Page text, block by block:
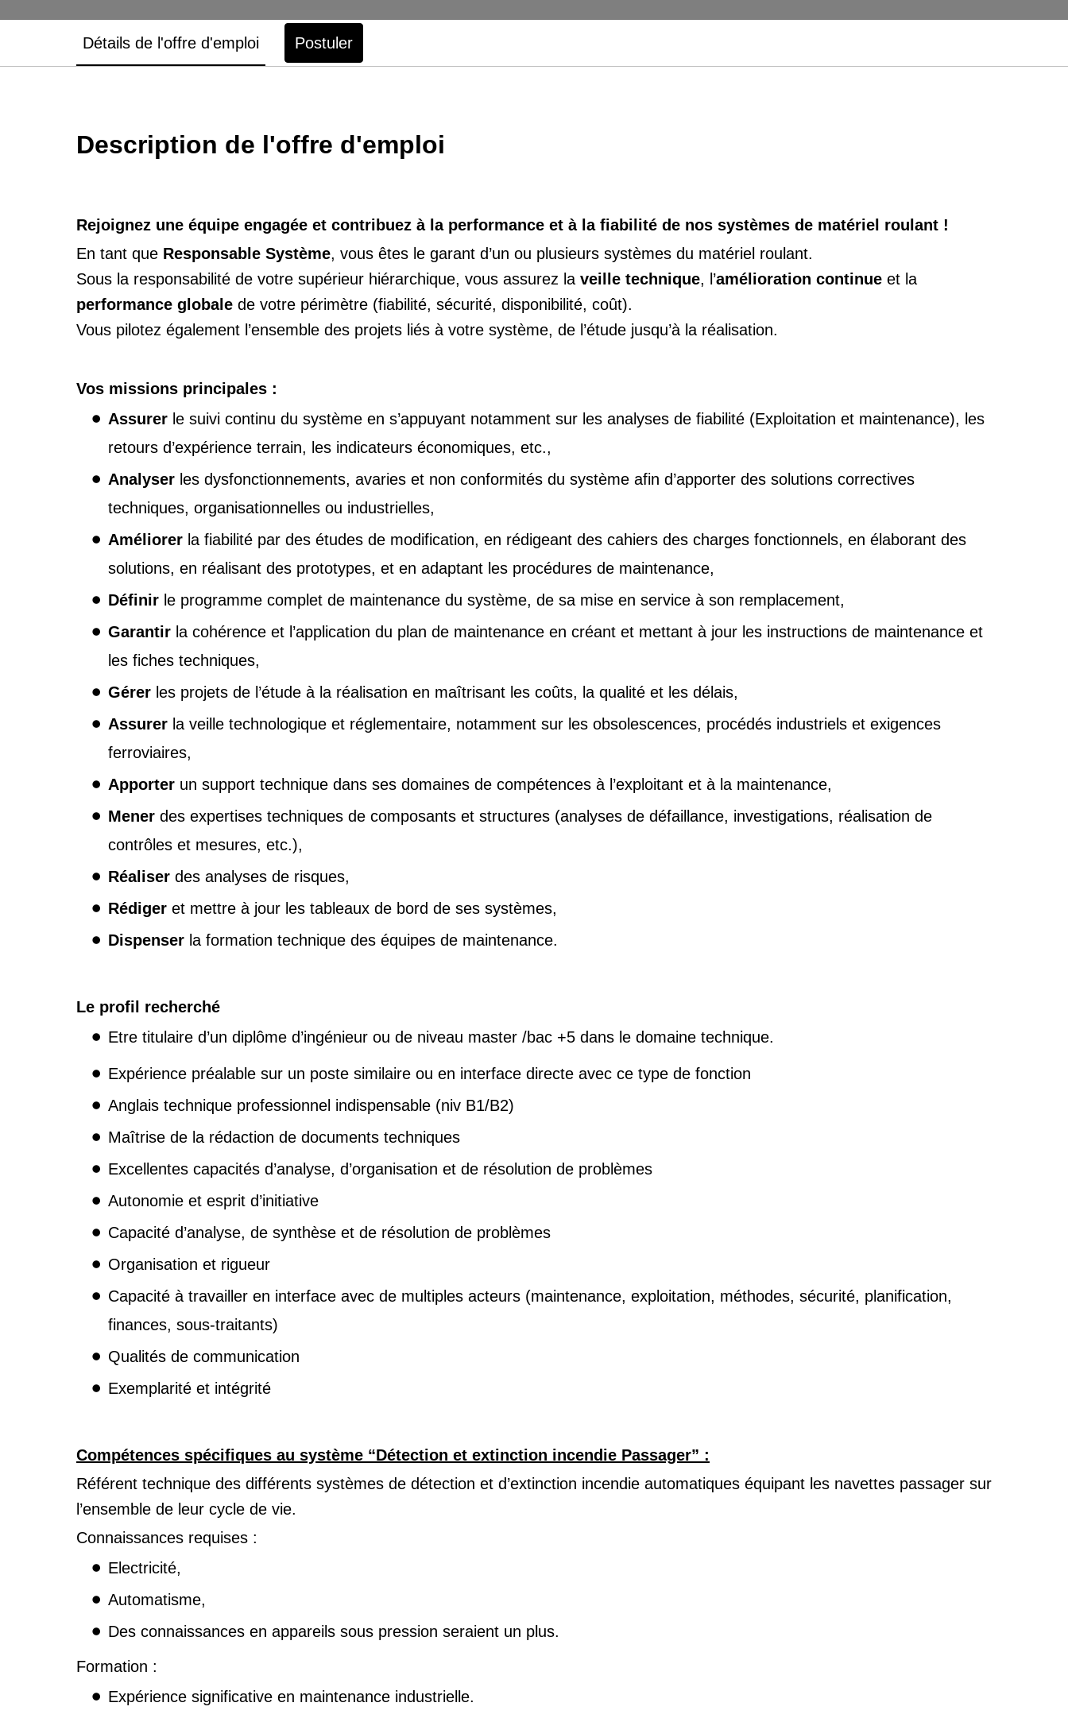
Détails de l'offre d'emploi Postuler
Description de l'offre d'emploi
Rejoignez une équipe engagée et contribuez à la performance et à la fiabilité de nos systèmes de matériel roulant !
En tant que Responsable Système, vous êtes le garant d’un ou plusieurs systèmes du matériel roulant.
Sous la responsabilité de votre supérieur hiérarchique, vous assurez la veille technique, l’amélioration continue et la
performance globale de votre périmètre (fiabilité, sécurité, disponibilité, coût).
Vous pilotez également l’ensemble des projets liés à votre système, de l’étude jusqu’à la réalisation.
Vos missions principales :
Assurer le suivi continu du système en s’appuyant notamment sur les analyses de fiabilité (Exploitation et maintenance), les
retours d’expérience terrain, les indicateurs économiques, etc.,
Analyser les dysfonctionnements, avaries et non conformités du système afin d’apporter des solutions correctives
techniques, organisationnelles ou industrielles,
Améliorer la fiabilité par des études de modification, en rédigeant des cahiers des charges fonctionnels, en élaborant des
solutions, en réalisant des prototypes, et en adaptant les procédures de maintenance,
Définir le programme complet de maintenance du système, de sa mise en service à son remplacement,
Garantir la cohérence et l’application du plan de maintenance en créant et mettant à jour les instructions de maintenance et
les fiches techniques,
Gérer les projets de l’étude à la réalisation en maîtrisant les coûts, la qualité et les délais,
Assurer la veille technologique et réglementaire, notamment sur les obsolescences, procédés industriels et exigences
ferroviaires,
Apporter un support technique dans ses domaines de compétences à l’exploitant et à la maintenance,
Mener des expertises techniques de composants et structures (analyses de défaillance, investigations, réalisation de
contrôles et mesures, etc.),
Réaliser des analyses de risques,
Rédiger et mettre à jour les tableaux de bord de ses systèmes,
Dispenser la formation technique des équipes de maintenance.
Le profil recherché
Etre titulaire d’un diplôme d’ingénieur ou de niveau master /bac +5 dans le domaine technique.
Expérience préalable sur un poste similaire ou en interface directe avec ce type de fonction
Anglais technique professionnel indispensable (niv B1/B2)
Maîtrise de la rédaction de documents techniques
Excellentes capacités d’analyse, d’organisation et de résolution de problèmes
Autonomie et esprit d’initiative
Capacité d’analyse, de synthèse et de résolution de problèmes
Organisation et rigueur
Capacité à travailler en interface avec de multiples acteurs (maintenance, exploitation, méthodes, sécurité, planification,
finances, sous-traitants)
Qualités de communication
Exemplarité et intégrité
Compétences spécifiques au système “Détection et extinction incendie Passager” :
Référent technique des différents systèmes de détection et d’extinction incendie automatiques équipant les navettes passager sur
l’ensemble de leur cycle de vie.
Connaissances requises :
Electricité,
Automatisme,
Des connaissances en appareils sous pression seraient un plus.
Formation :
Expérience significative en maintenance industrielle.